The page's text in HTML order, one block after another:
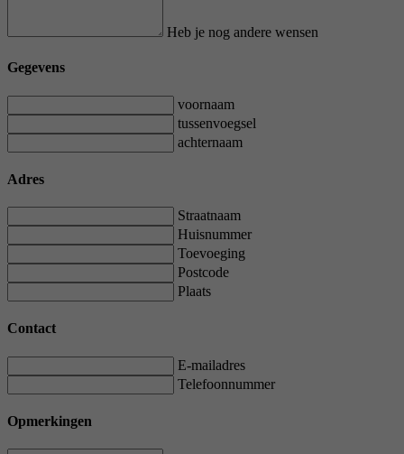
Heb je nog andere wensen
Gegevens
voornaam
tussenvoegsel
achternaam
Adres
Straatnaam
Huisnummer
Toevoeging
Postcode
Plaats
Contact
E-mailadres
Telefoonnummer
Opmerkingen